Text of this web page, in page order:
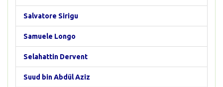
Salvatore Sirigu
Samuele Longo
Selahattin Dervent
Suud bin Abdül Aziz